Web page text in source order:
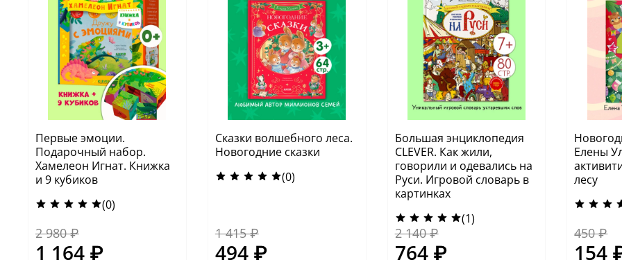
Первые эмоции.
Подарочный набор.
Хамелеон Игнат. Книжка
и 9 кубиков
(0)
2 980 ₽
1 164 ₽
Сказки волшебного леса.
Новогодние сказки
(0)
1 415 ₽
494 ₽
Большая энциклопедия
CLEVER. Как жили,
говорили и одевались на
Руси. Игровой словарь в
картинках
(1)
2 140 ₽
764 ₽
Елены
лесу
450 ₽
154